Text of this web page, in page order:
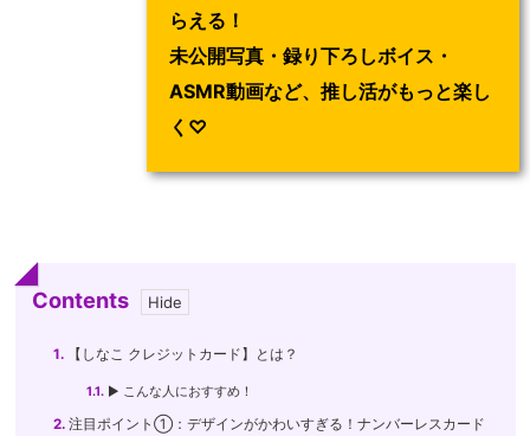
らえる！
未公開写真・録り下ろしボイス・
ASMR動画など、推し活がもっと楽し
く♡
Contents
1.【しなこ クレジットカード】とは？
1.1.▶ こんな人におすすめ！
2.注目ポイント①：デザインがかわいすぎる！ナンバーレスカード